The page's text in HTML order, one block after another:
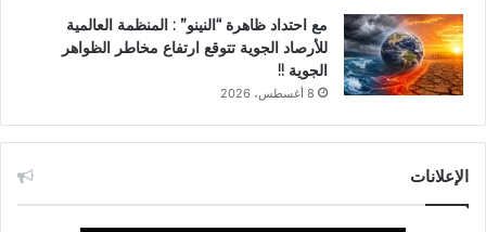
مع احتداد ظاهرة “النينو” : المنظمة العالمية
للأرصاد الجوية تتوقع ارتفاع مخاطر الظواهر
الجوية !!
8 أغسطس، 2026
الإعلانات